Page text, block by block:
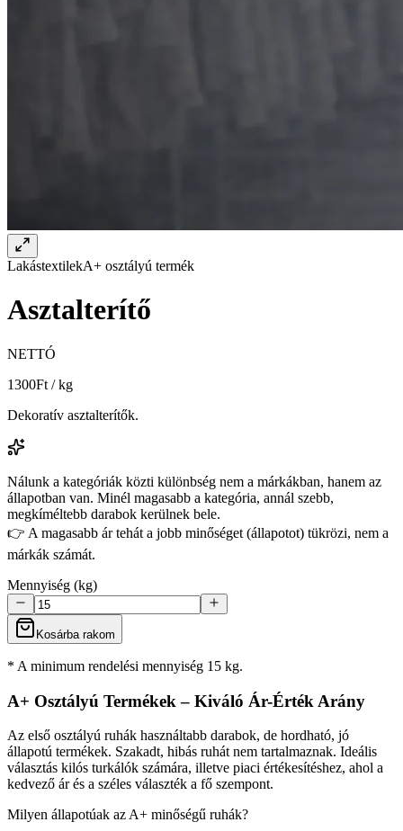
LakástextilekA+ osztályú termék
Asztalterítő
NETTÓ
1300Ft / kg
Dekoratív asztalterítők.
Nálunk a kategóriák közti különbség nem a márkákban, hanem az
állapotban van. Minél magasabb a kategória, annál szebb,
megkíméltebb darabok kerülnek bele.
👉 A magasabb ár tehát a jobb minőséget (állapotot) tükrözi, nem a
márkák számát.
Mennyiség (kg)
Kosárba rakom
* A minimum rendelési mennyiség 15 kg.
A+ Osztályú Termékek – Kiváló Ár-Érték Arány
Az első osztályú ruhák használtabb darabok, de hordható, jó
állapotú termékek. Szakadt, hibás ruhát nem tartalmaznak. Ideális
választás kilós turkálók számára, illetve piaci értékesítéshez, ahol a
kedvező ár és a széles választék a fő szempont.
Milyen állapotúak az A+ minőségű ruhák?